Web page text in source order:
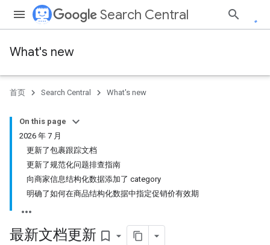
Search Central
What's new
首页 Search Central What's new
On this page
2026 年 7 月
更新了包裹跟踪文档
更新了规范化问题排查指南
向商家信息结构化数据添加了 category
明确了如何在商品结构化数据中指定促销价有效期
最新文档更新 bookmark_border